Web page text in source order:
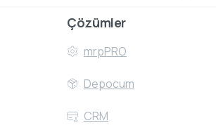
Çözümler
mrpPRO
Depocum
CRM